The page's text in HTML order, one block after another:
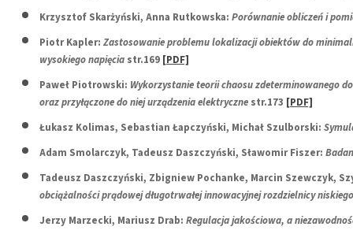
Krzysztof Skarżyński, Anna Rutkowska: Porównanie obliczeń i
Piotr Kapler: Zastosowanie problemu lokalizacji obiektów do
wysokiego napięcia str.169 [PDF]
Paweł Piotrowski: Wykorzystanie teorii chaosu zdeterminowanego
oraz przyłączone do niej urządzenia elektryczne str.173 [PDF]
Łukasz Kolimas, Sebastian Łapczyński, Michał Szulborski:
Adam Smolarczyk, Tadeusz Daszczyński, Sławomir Fiszer:
Tadeusz Daszczyński, Zbigniew Pochanke, Marcin Szewczyk,
obciążalności prądowej długotrwałej innowacyjnej rozdzielnicy
Jerzy Marzecki, Mariusz Drab: Regulacja jakościowa, a